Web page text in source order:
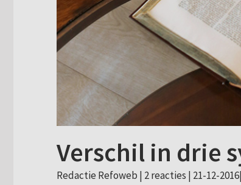
Verschil in drie
Redactie Refoweb | 2 reacties | 21-12-